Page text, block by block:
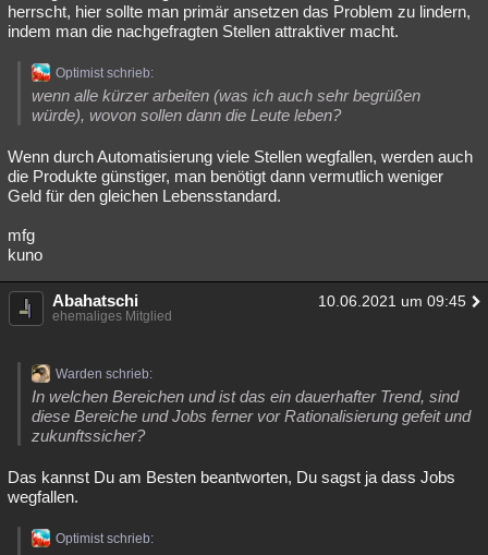
herrscht, hier sollte man primär ansetzen das Problem zu lindern,
indem man die nachgefragten Stellen attraktiver macht.
Optimist schrieb:
wenn alle kürzer arbeiten (was ich auch sehr begrüßen
würde), wovon sollen dann die Leute leben?
Wenn durch Automatisierung viele Stellen wegfallen, werden auch
die Produkte günstiger, man benötigt dann vermutlich weniger
Geld für den gleichen Lebensstandard.
mfg
kuno
Abahatschi 10.06.2021 um 09:45
ehemaliges Mitglied
Warden schrieb:
In welchen Bereichen und ist das ein dauerhafter Trend, sind
diese Bereiche und Jobs ferner vor Rationalisierung gefeit und
zukunftssicher?
Das kannst Du am Besten beantworten, Du sagst ja dass Jobs
wegfallen.
Optimist schrieb: